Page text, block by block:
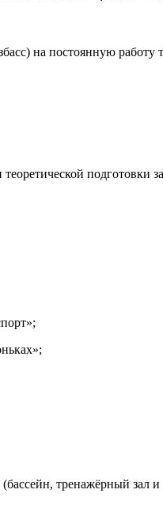
на постоянную работу
тренажёрный зал и